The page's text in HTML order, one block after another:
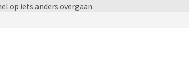
op iets anders overgaan.